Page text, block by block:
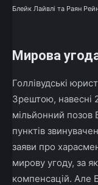
Блейк Лайвлі та Раян
Мирова
Голлівудські
Зрештою, навесні
мільйонний позов
пунктів
заяви про
мирову угоду, за
компенсацій. Але